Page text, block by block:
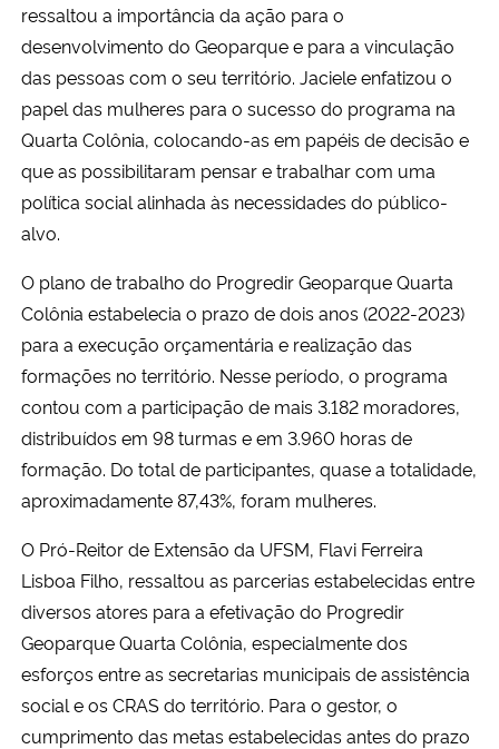
ressaltou a importância da ação para o
desenvolvimento do Geoparque e para a vinculação
das pessoas com o seu território. Jaciele enfatizou o
papel das mulheres para o sucesso do programa na
Quarta Colônia, colocando-as em papéis de decisão e
que as possibilitaram pensar e trabalhar com uma
política social alinhada às necessidades do público-
alvo.
O plano de trabalho do Progredir Geoparque Quarta
Colônia estabelecia o prazo de dois anos (2022-2023)
para a execução orçamentária e realização das
formações no território. Nesse período, o programa
contou com a participação de mais 3.182 moradores,
distribuídos em 98 turmas e em 3.960 horas de
formação. Do total de participantes, quase a totalidade,
aproximadamente 87,43%, foram mulheres.
O Pró-Reitor de Extensão da UFSM, Flavi Ferreira
Lisboa Filho, ressaltou as parcerias estabelecidas entre
diversos atores para a efetivação do Progredir
Geoparque Quarta Colônia, especialmente dos
esforços entre as secretarias municipais de assistência
social e os CRAS do território. Para o gestor, o
cumprimento das metas estabelecidas antes do prazo